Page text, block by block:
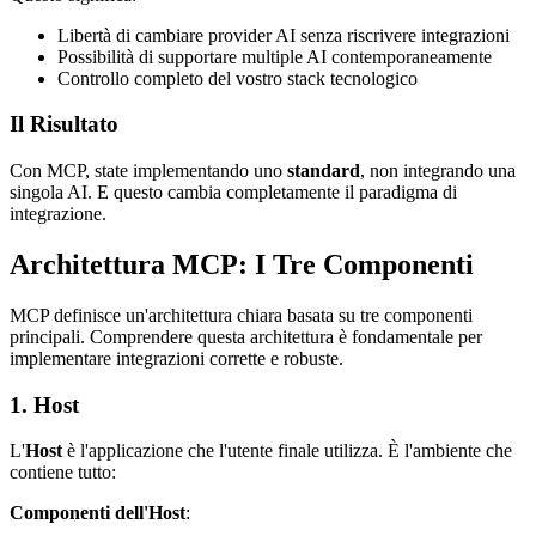
Libertà di cambiare provider AI senza riscrivere integrazioni
Possibilità di supportare multiple AI contemporaneamente
Controllo completo del vostro stack tecnologico
Il Risultato
Con MCP, state implementando uno standard, non integrando una
singola AI. E questo cambia completamente il paradigma di
integrazione.
Architettura MCP: I Tre Componenti
MCP definisce un'architettura chiara basata su tre componenti
principali. Comprendere questa architettura è fondamentale per
implementare integrazioni corrette e robuste.
1. Host
L'Host è l'applicazione che l'utente finale utilizza. È l'ambiente che
contiene tutto:
Componenti dell'Host: